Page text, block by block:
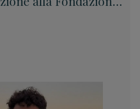
di Longiano